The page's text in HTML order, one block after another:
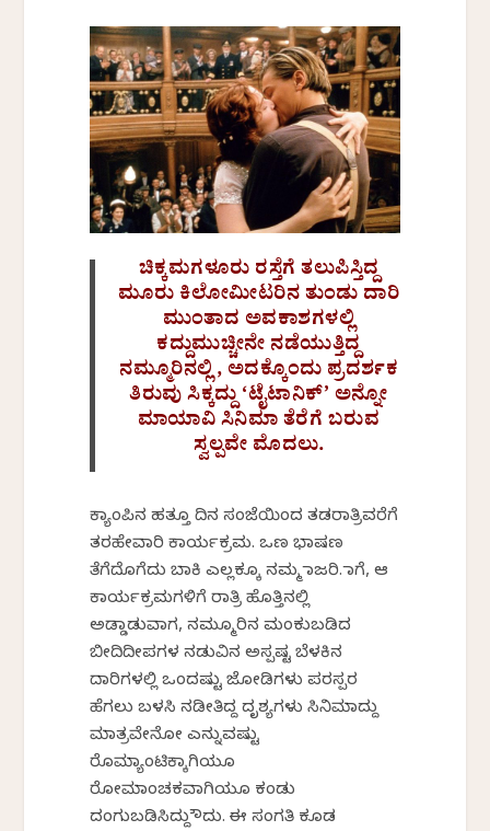
ಚಿಕ್ಕಮಗಳೂರು ರಸ್ತೆಗೆ ತಲುಪಿಸ್ತಿದ್ದ
ಮೂರು ಕಿಲೋಮೀಟರಿನ ತುಂಡು ದಾರಿ
ಮುಂತಾದ ಅವಕಾಶಗಳಲ್ಲಿ
ಕದ್ದುಮುಚ್ಚೀನೇ ನಡೆಯುತ್ತಿದ್ದ
ನಮ್ಮೂರಿನಲ್ಲಿ, ಅದಕ್ಕೊಂದು ಪ್ರದರ್ಶಕ
ತಿರುವು ಸಿಕ್ಕದ್ದು ‘ಟೈಟಾನಿಕ್’ ಅನ್ನೋ
ಮಾಯಾವಿ ಸಿನಿಮಾ ತೆರೆಗೆ ಬರುವ
ಸ್ವಲ್ಪವೇ ಮೊದಲು.
ಕ್ಯಾಂಪಿನ ಹತ್ತೂ ದಿನ ಸಂಜೆಯಿಂದ ತಡರಾತ್ರಿವರೆಗೆ
ತರಹೇವಾರಿ ಕಾರ್ಯಕ್ರಮ. ಒಣ ಭಾಷಣ
ತೆಗೆದೊಗೆದು ಬಾಕಿ ಎಲ್ಲಕ್ಕೂ ನಮ್ಮ ಹಾಜರಿ. ಹಾಗೆ, ಆ
ಕಾರ್ಯಕ್ರಮಗಳಿಗೆ ರಾತ್ರಿ ಹೊತ್ತಿನಲ್ಲಿ
ಅಡ್ಡಾಡುವಾಗ, ನಮ್ಮೂರಿನ ಮಂಕುಬಡಿದ
ಬೀದಿದೀಪಗಳ ನಡುವಿನ ಅಸ್ಪಷ್ಟ ಬೆಳಕಿನ
ದಾರಿಗಳಲ್ಲಿ ಒಂದಷ್ಟು ಜೋಡಿಗಳು ಪರಸ್ಪರ
ಹೆಗಲು ಬಳಸಿ ನಡೀತಿದ್ದ ದೃಶ್ಯಗಳು ಸಿನಿಮಾದ್ದು
ಮಾತ್ರವೇನೋ ಎನ್ನುವಷ್ಟು
ರೊಮ್ಯಾಂಟಿಕ್ಕಾಗಿಯೂ
ರೋಮಾಂಚಕವಾಗಿಯೂ ಕಂಡು
ದಂಗುಬಡಿಸಿದ್ದು ಹೌದು. ಈ ಸಂಗತಿ ಕೂಡ